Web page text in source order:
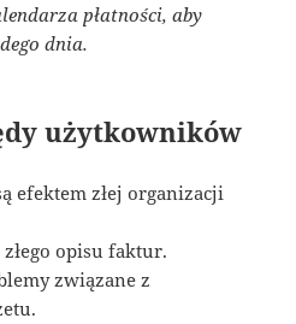
płatności, aby
dnia.
użytkowników
efektem złej organizacji
opisu faktur.
związane z